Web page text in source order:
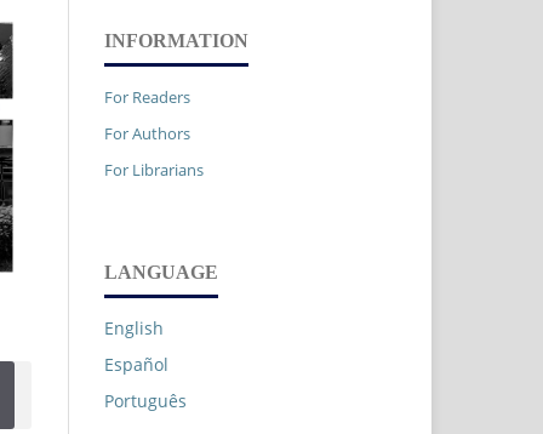
INFORMATION
For Readers
For Authors
For Librarians
LANGUAGE
English
Español
Português